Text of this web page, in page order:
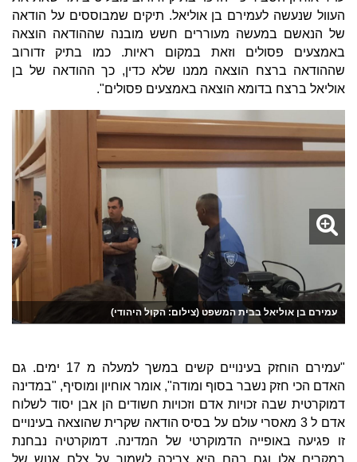
העוול שנעשה לעמירם בן אוליאל. תיקים שמבוססים על הודאה
של הנאשם במעשה מעוררים חשש מובנה שההודאה הוצאה
באמצעים פסולים וזאת במקום ראיות. כמו בתיק זדורוב
שההודאה ברצח הוצאה ממנו שלא כדין, כך ההודאה של בן
אוליאל ברצח בדומא הוצאה באמצעים פסולים".
עמירם בן אוליאל בבית המשפט (צילום: הקול היהודי)
"עמירם הוחזק בעינויים קשים במשך למעלה מ 17 ימים. גם
האדם הכי חזק נשבר בסוף ומודה", אומר אוחיון ומוסיף, "במדינה
דמוקרטית שבה זכויות אדם וזכויות חשודים הן אבן יסוד לשלוח
אדם ל 3 מאסרי עולם על בסיס הודאה שקרית שהוצאה בעינויים
זו פגיעה באופייה הדמוקרטי של המדינה. דמוקרטיה נבחנת
במקרים אלו וגם בהם היא צריכה לשמור על צלם אנוש של